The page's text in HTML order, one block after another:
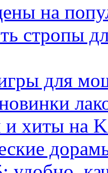
на
стропы
игры для
хиты на